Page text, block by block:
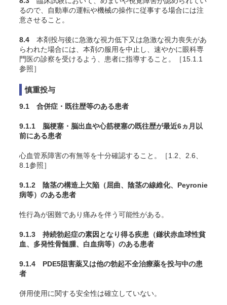
るので、自動車の運転や機械の操作に従事する場合には注
意させること。
8.4 本剤投与後に急激な視力低下又は急激な視力喪失があ
らわれた場合には、本剤の服用を中止し、速やかに眼科専
門医の診察を受けるよう、患者に指導すること。［15.1.1
参照］
慎重投与
9.1 合併症・既往歴等のある患者
9.1.1 脳梗塞・脳出血や心筋梗塞の既往歴が最近6ヵ月以
前にある患者
心血管系障害の有無等を十分確認すること。［1.2、2.6、
8.1参照］
9.1.2 陰茎の構造上欠陥（屈曲、陰茎の線維化、Peyronie
病等）のある患者
性行為が困難であり痛みを伴う可能性がある。
9.1.3 持続勃起症の素因となり得る疾患（鎌状赤血球性貧
血、多発性骨髄腫、白血病等）のある患者
9.1.4 PDE5阻害薬又は他の勃起不全治療薬を投与中の患
者
併用使用に関する安全性は確立していない。